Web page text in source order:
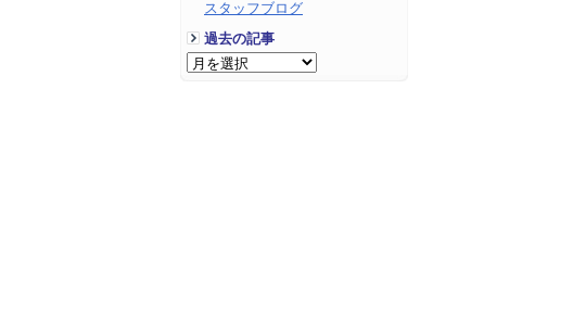
スタッフブログ
過去の記事